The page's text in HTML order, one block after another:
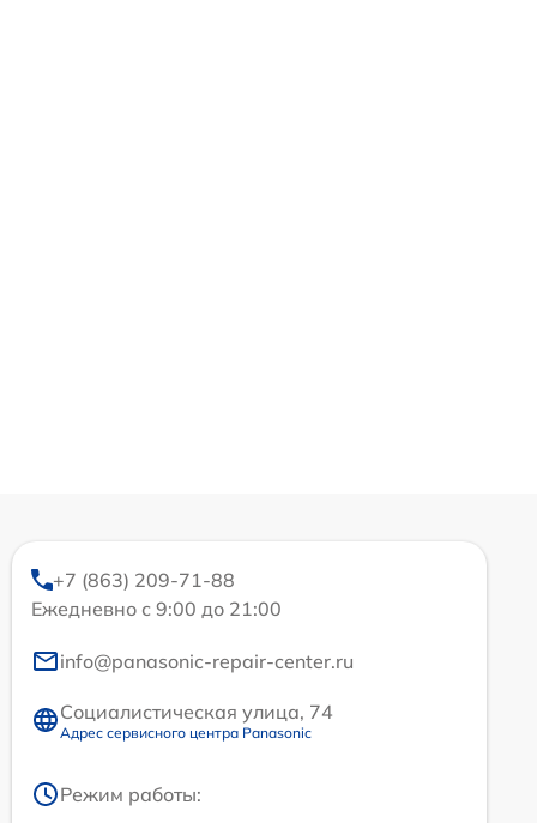
+7 (863) 209-71-88
Ежедневно с 9:00 до 21:00
info@panasonic-repair-center.ru
Социалистическая улица, 74
Адрес сервисного центра Panasonic
Режим работы: